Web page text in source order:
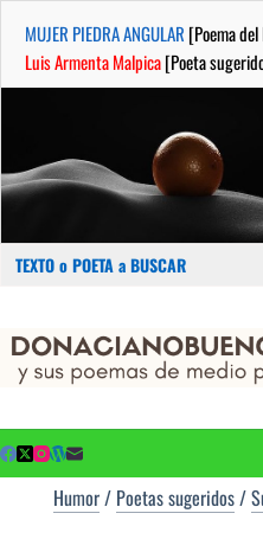
MUJER PIEDRA ANGULAR [Poema
Luis Armenta Malpica[Poeta
Buscar:
contenido
Humor/ Poetas sugeridos/